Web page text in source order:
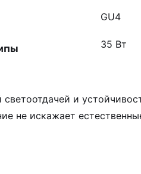
GU4
35 Вт
и
не искажает